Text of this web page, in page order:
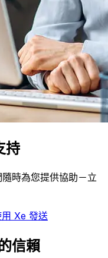
持
時為您提供協助－立
Xe 發送
信賴